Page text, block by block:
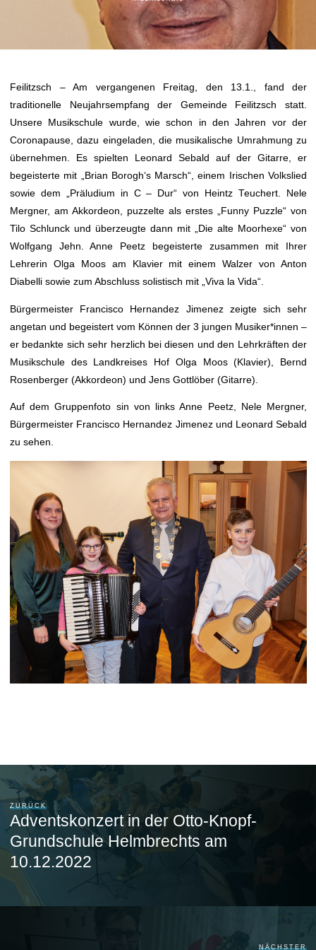
Feilitzsch – Am vergangenen Freitag, den 13.1., fand der
traditionelle Neujahrsempfang der Gemeinde Feilitzsch statt.
Unsere Musikschule wurde, wie schon in den Jahren vor der
Coronapause, dazu eingeladen, die musikalische Umrahmung zu
übernehmen. Es spielten Leonard Sebald auf der Gitarre, er
begeisterte mit „Brian Borogh‘s Marsch“, einem Irischen Volkslied
sowie dem „Präludium in C – Dur“ von Heintz Teuchert. Nele
Mergner, am Akkordeon, puzzelte als erstes „Funny Puzzle“ von
Tilo Schlunck und überzeugte dann mit „Die alte Moorhexe“ von
Wolfgang Jehn. Anne Peetz begeisterte zusammen mit Ihrer
Lehrerin Olga Moos am Klavier mit einem Walzer von Anton
Diabelli sowie zum Abschluss solistisch mit „Viva la Vida“.
Bürgermeister Francisco Hernandez Jimenez zeigte sich sehr
angetan und begeistert vom Können der 3 jungen Musiker*innen –
er bedankte sich sehr herzlich bei diesen und den Lehrkräften der
Musikschule des Landkreises Hof Olga Moos (Klavier), Bernd
Rosenberger (Akkordeon) und Jens Gottlöber (Gitarre).
Auf dem Gruppenfoto sin von links Anne Peetz, Nele Mergner,
Bürgermeister Francisco Hernandez Jimenez und Leonard Sebald
zu sehen.
ZURÜCK
Adventskonzert in der Otto-Knopf-
Grundschule Helmbrechts am
10.12.2022
NÄCHSTER